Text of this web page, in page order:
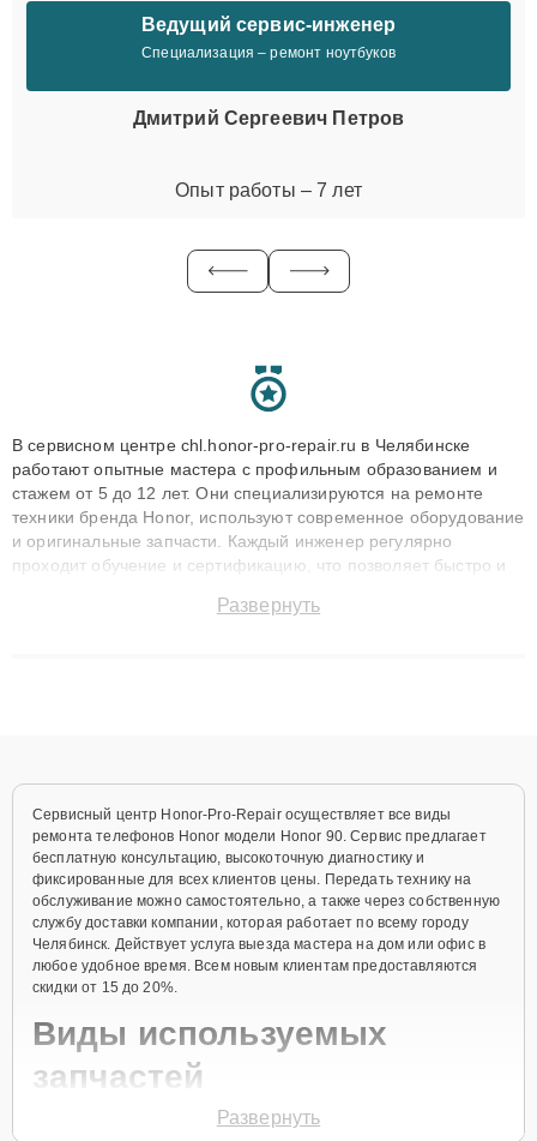
Ведущий сервис-инженер
Специализация – ремонт ноутбуков
Дмитрий Сергеевич Петров
Опыт работы – 7 лет
В сервисном центре chl.honor-pro-repair.ru в Челябинске
работают опытные мастера с профильным образованием и
стажем от 5 до 12 лет. Они специализируются на ремонте
техники бренда Honor, используют современное оборудование
и оригинальные запчасти. Каждый инженер регулярно
проходит обучение и сертификацию, что позволяет быстро и
сохранением гарантии до 3 лет. Наши мастера решают
Развернуть
Сервисный центр Honor-Pro-Repair осуществляет все виды
ремонта телефонов Honor модели Honor 90. Сервис предлагает
бесплатную консультацию, высокоточную диагностику и
фиксированные для всех клиентов цены. Передать технику на
обслуживание можно самостоятельно, а также через собственную
службу доставки компании, которая работает по всему городу
Челябинск. Действует услуга выезда мастера на дом или офис в
любое удобное время. Всем новым клиентам предоставляются
скидки от 15 до 20%.
Виды используемых
запчастей
Для ремонта телефона модели Honor 90 предлагаются как
Развернуть